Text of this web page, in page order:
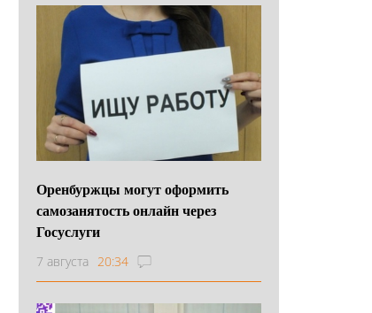
Оренбуржцы могут оформить
самозанятость онлайн через
Госуслуги
7 августа 20:34